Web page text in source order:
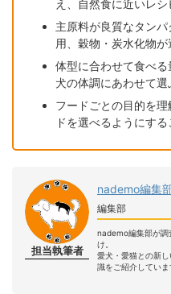
え、自然食に近いレ
主原料が良質なタン
用、穀物・炭水化物
体型に合わせて食べ
犬の体調にあわせて選
フードごとの目的を
ドを選べるようにす
担当執筆者
nademo編集
編集部
nademo編集部が調
け。
愛犬・愛猫との新
識をご紹介していま